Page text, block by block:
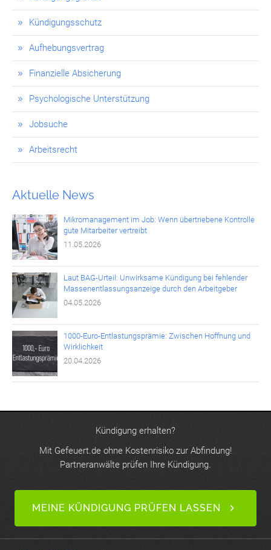
Kündigungsschutz
Aufhebungsvertrag
Finanzielle Absicherung
Psychologische Unterstützung
Jobsuche
Arbeitsrecht
Aktuelle News
Mikromanagement im Job: Wenn übertriebene Kontrolle
gute Mitarbeiter vertreibt
11.05.2026
Laut BAG-Urteil: Unwirksame Kündigung bei fehlender
Massenentlassungsanzeige durch den Arbeitgeber
04.05.2026
1000-Euro-Entlastungsprämie: Zwischen Hoffnung und
Wirklichkeit
20.04.2026
Kündigung erhalten?
Mit Gefeuert.de ohne Kostenrisiko zur Abfindung!
Partneranwälte prüfen Ihre Kündigung.
MEINE KÜNDIGUNG PRÜFEN LASSEN